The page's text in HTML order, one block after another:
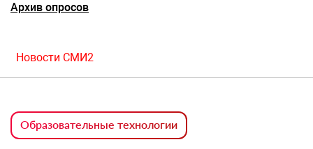
Архив опросов
Новости СМИ2
Образовательные технологии